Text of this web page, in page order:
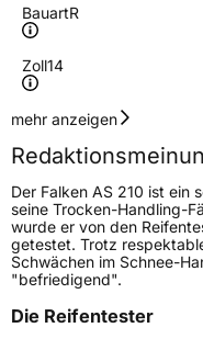
BauartR
Zoll14
Geschwindigkeitsindex
Höchstgeschwindigkeit
Lastindex84
Höchstlast500 kg
Gewicht (in kg)
mehr anzeigen
Der Falken AS 210 ist ein
seine Trocken-Handling-
wurde er von den
getestet. Trotz
Schwächen im Schnee-
"befriedigend".
Die Reifentester